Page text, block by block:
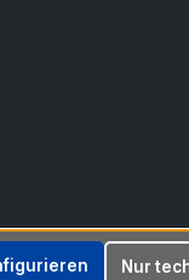
Nur